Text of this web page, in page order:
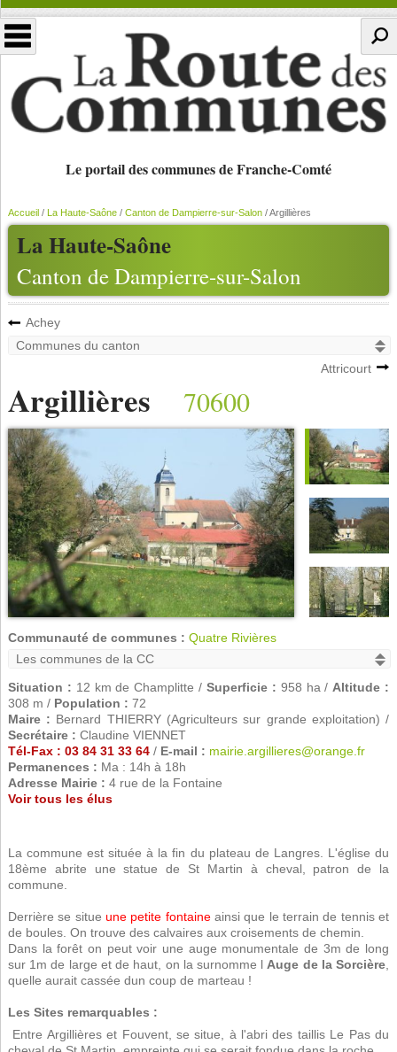
Le portail des communes de Franche-Comté
La Haute-Saône
Canton de Dampierre-sur-Salon
Accueil/ La Haute-Saône/ Canton de Dampierre-sur-Salon/Argillières
Achey
Attricourt
Argillières 70600
Communauté de communes : Quatre Rivières
Situation : 12 km de Champlitte / Superficie : 958 ha / Altitude :
308 m / Population : 72
Maire : Bernard THIERRY (Agriculteurs sur grande exploitation) /
Secrétaire : Claudine VIENNET
Tél-Fax : 03 84 31 33 64/ E-mail : mairie.argillieres@orange.fr
Permanences : Ma : 14h à 18h
Adresse Mairie : 4 rue de la Fontaine
Voir tous les élus
La commune est située à la fin du plateau de Langres. L'église du
18ème abrite une statue de St Martin à cheval, patron de la
commune.
Derrière se situe une petite fontaineainsi que le terrain de tennis et
de boules. On trouve des calvaires aux croisements de chemin.
Dans la forêt on peut voir une auge monumentale de 3m de long
sur 1m de large et de haut, on la surnomme l Auge de la Sorcière
quelle aurait cassée dun coup de marteau !
Les Sites remarquables :
 Entre Argillières et Fouvent, se situe, à l'abri des taillis Le Pas du